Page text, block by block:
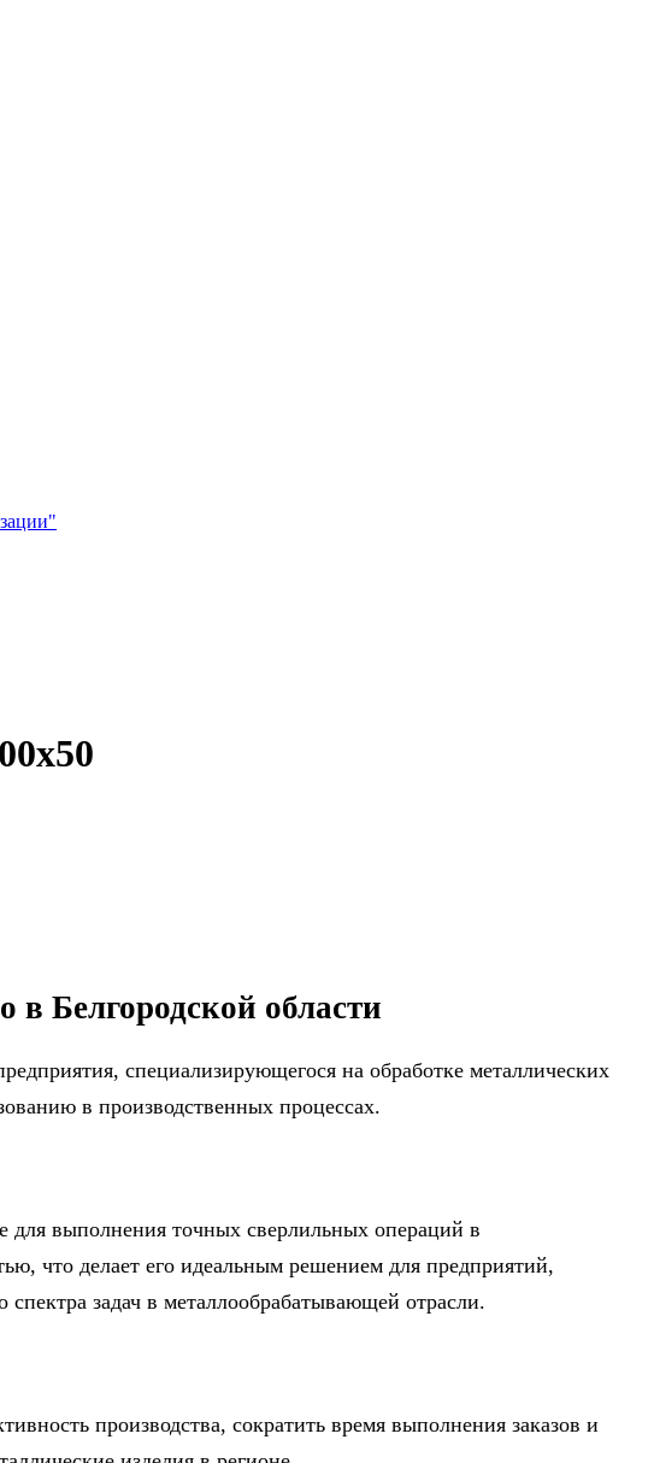
в Белгородской области
специализирующегося на обработке металлических
в производственных процессах.
для выполнения точных сверлильных операций в
что делает его идеальным решением для предприятий,
задач в металлообрабатывающей отрасли.
производства, сократить время выполнения заказов и